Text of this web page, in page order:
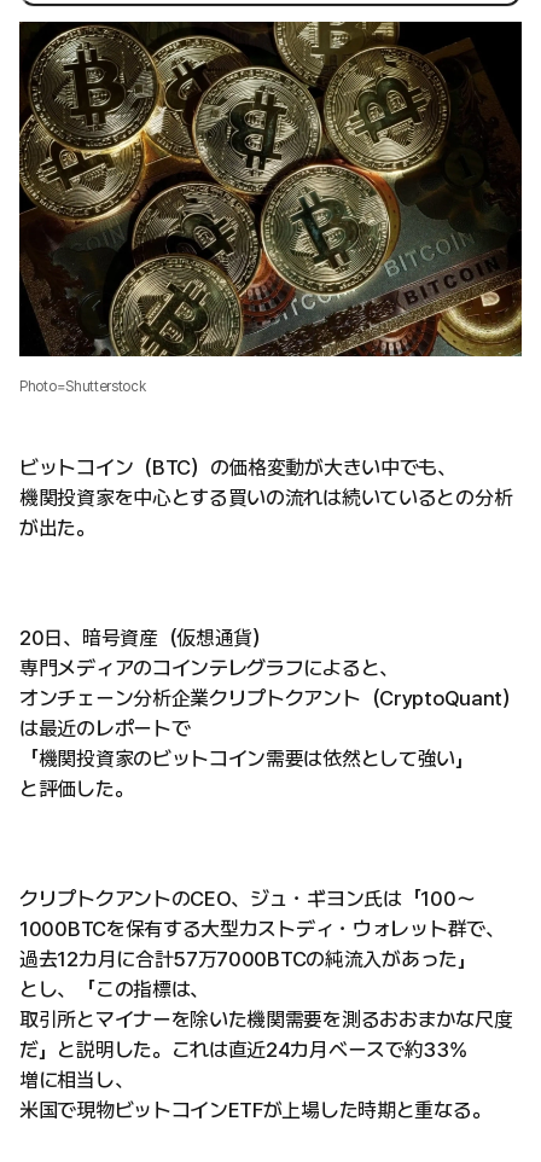
Photo=Shutterstock
ビットコイン（BTC）の価格変動が大きい中でも、
機関投資家を中心とする買いの流れは続いているとの分析
が出た。
20日、暗号資産（仮想通貨）
専門メディアのコインテレグラフによると、
オンチェーン分析企業クリプトクアント（CryptoQuant）
は最近のレポートで
「機関投資家のビットコイン需要は依然として強い」
と評価した。
クリプトクアントのCEO、ジュ・ギヨン氏は「100〜
1000BTCを保有する大型カストディ・ウォレット群で、
過去12カ月に合計57万7000BTCの純流入があった」
とし、「この指標は、
取引所とマイナーを除いた機関需要を測るおおまかな尺度
だ」と説明した。これは直近24カ月ベースで約33%
増に相当し、
米国で現物ビットコインETFが上場した時期と重なる。